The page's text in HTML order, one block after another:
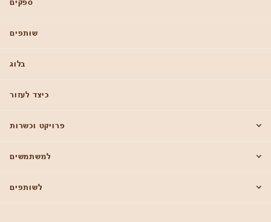
ספקים
שותפים
בלוג
כיצד לעזור
פרויקט וכשרות
למשתמשים
לשותפים